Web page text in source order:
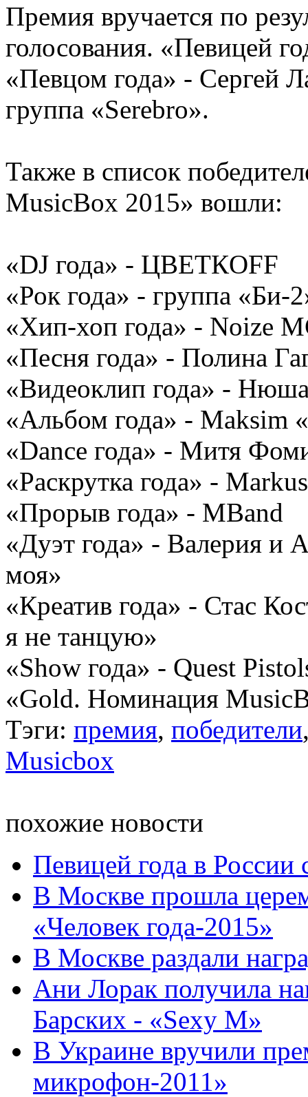
Премия вручается по
голосования. «Певицей
«Певцом года» - Сергей
группа «Serebro».
Также в список
MusicBox 2015» вошли:
«DJ года» - ЦВЕТКOFF
«Рок года» - группа «Би-
«Хип-хоп года» - Noize
«Песня года» - Полина
«Видеоклип года» -
«Альбом года» - Maksim
«Dance года» - Митя
«Раскрутка года» -
«Прорыв года» - MBand
«Дуэт года» - Валерия и
моя»
«Креатив года» - Стас
я не танцую»
«Show года» - Quest
«Gold. Номинация
Тэги: премия, победители
Musicbox
похожие новости
Певицей года в России
В Москве прошла
«Человек года-2015»
В Москве раздали
Ани Лорак получила
Барских - «Sexy М»
В Украине вручили
микрофон-2011»